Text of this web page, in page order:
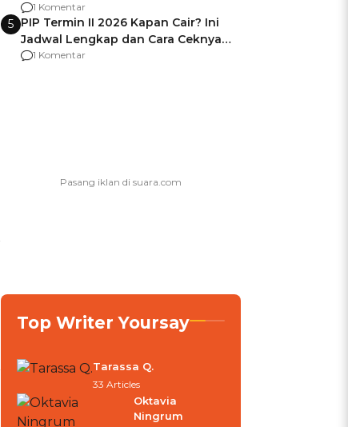
Usai Jadi Brigjen
1 Komentar
5 PIP Termin II 2026 Kapan Cair? Ini
Jadwal Lengkap dan Cara Ceknya
agar Dana Tidak Hangus!
1 Komentar
Top Writer Yoursay
Tarassa Q.
33 Articles
Oktavia
Ningrum